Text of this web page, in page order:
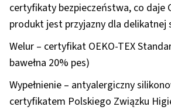
certyfikaty bezpieczeństwa, co daje
produkt jest przyjazny dla delikatnej
Welur – certyfikat OEKO-TEX
bawełna 20% pes)
Wypełnienie – antyalergiczny
certyfikatem Polskiego Związku